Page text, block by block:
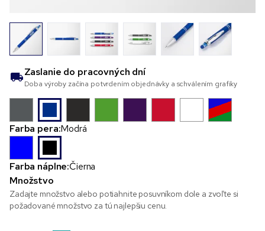
Zaslanie do pracovných dní
Doba výroby začína potvrdením objednávky a schválením grafiky
Farba pera:Modrá
Farba náplne:Čierna
Množstvo
Zadajte množstvo alebo potiahnite posuvníkom dole a zvoľte si
požadované množstvo za tú najlepšiu cenu.